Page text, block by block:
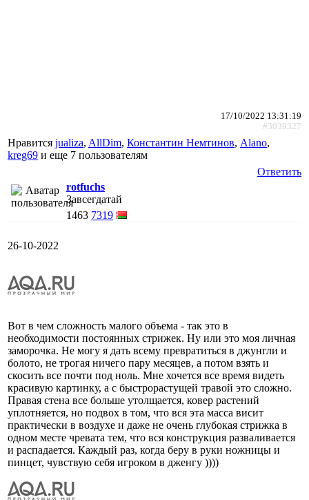
17/10/2022 13:31:19
#3039327
Нравится jualiza, AllDim, Константин Немтинов, Alano,
kreg69 и еще 7 пользователям
Ответить
rotfuchs
Завсегдатай
1463 7319
26-10-2022
Вот в чем сложность малого объема - так это в
необходимости постоянных стрижек. Ну или это моя личная
заморочка. Не могу я дать всему превратиться в джунгли и
болото, не трогая ничего пару месяцев, а потом взять и
скосить все почти под ноль. Мне хочется все время видеть
красивую картинку, а с быстрорастущей травой это сложно.
Правая стена все больше утолщается, ковер растений
уплотняется, но подвох в том, что вся эта масса висит
практически в воздухе и даже не очень глубокая стрижка в
одном месте чревата тем, что вся конструкция разваливается
и распадается. Каждый раз, когда беру в руки ножницы и
пинцет, чувствую себя игроком в дженгу ))))